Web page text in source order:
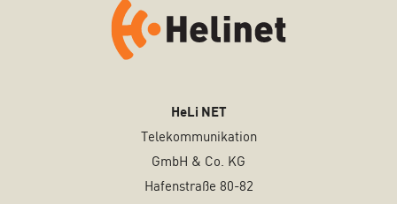
HeLi NET
Telekommunikation
GmbH & Co. KG
Hafenstraße 80-82